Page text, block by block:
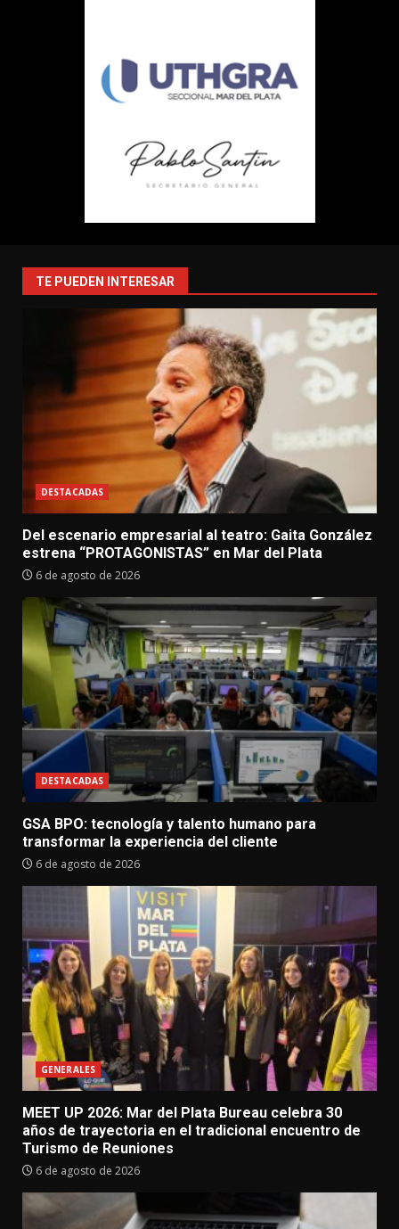
TE PUEDEN INTERESAR
DESTACADAS
Del escenario empresarial al teatro: Gaita González
estrena “PROTAGONISTAS” en Mar del Plata
6 de agosto de 2026
DESTACADAS
GSA BPO: tecnología y talento humano para
transformar la experiencia del cliente
6 de agosto de 2026
GENERALES
MEET UP 2026: Mar del Plata Bureau celebra 30
años de trayectoria en el tradicional encuentro de
Turismo de Reuniones
6 de agosto de 2026